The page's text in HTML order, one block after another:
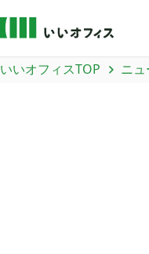
いいオフィスTOP ニ